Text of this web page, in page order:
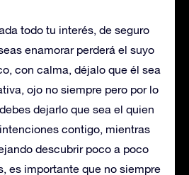
todo tu interés, de seguro
enamorar perderá el suyo
con calma, déjalo que él sea
ojo no siempre pero por lo
dejarlo que sea el quien
contigo, mientras
descubrir poco a poco
es importante que no siempre